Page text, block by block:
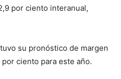
por ciento interanual,
su pronóstico de margen
ciento para este año.